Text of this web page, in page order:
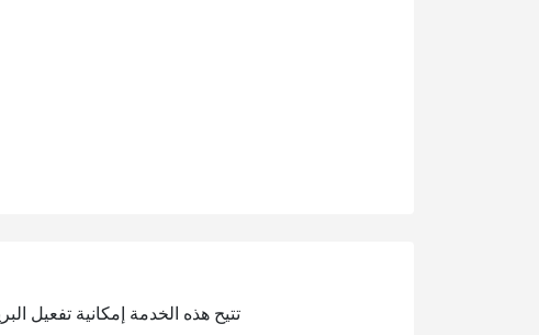
تتيح هذه الخدمة إمكانية تفعيل